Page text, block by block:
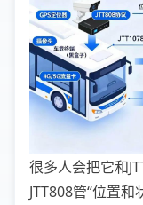
很多人会把它和
JTT808管“位置